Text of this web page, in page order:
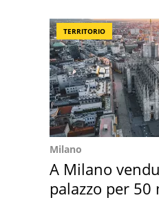
TERRITORIO
Milano
A Milano
palazzo per